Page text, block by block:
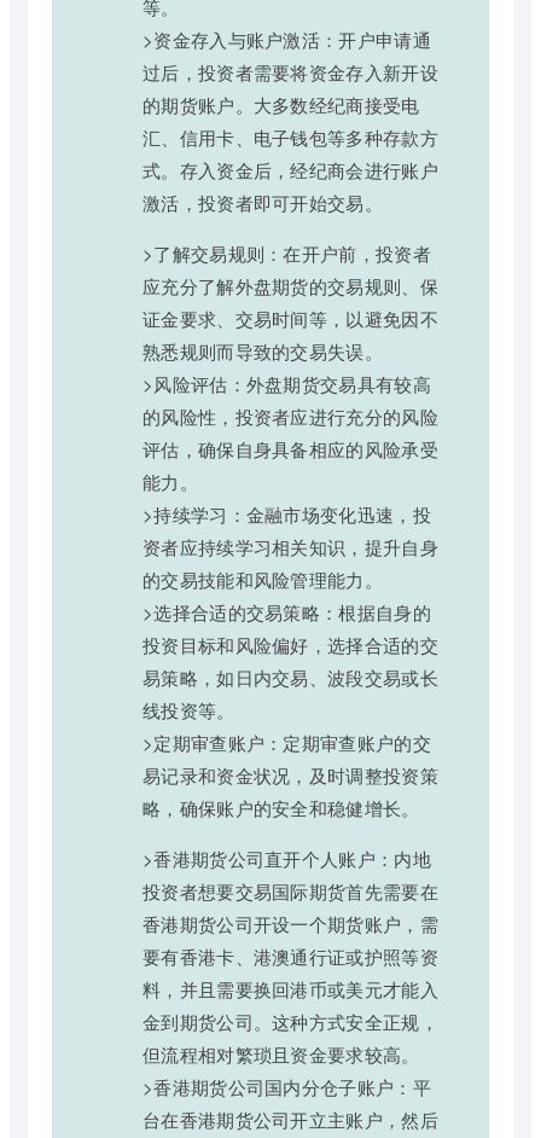
等。
>资金存入与账户激活：开户申请通
过后，投资者需要将资金存入新开设
的期货账户。大多数经纪商接受电
汇、信用卡、电子钱包等多种存款方
式。存入资金后，经纪商会进行账户
激活，投资者即可开始交易。
>了解交易规则：在开户前，投资者
应充分了解外盘期货的交易规则、保
证金要求、交易时间等，以避免因不
熟悉规则而导致的交易失误。
>风险评估：外盘期货交易具有较高
的风险性，投资者应进行充分的风险
评估，确保自身具备相应的风险承受
能力。
>持续学习：金融市场变化迅速，投
资者应持续学习相关知识，提升自身
的交易技能和风险管理能力。
>选择合适的交易策略：根据自身的
投资目标和风险偏好，选择合适的交
易策略，如日内交易、波段交易或长
线投资等。
>定期审查账户：定期审查账户的交
易记录和资金状况，及时调整投资策
略，确保账户的安全和稳健增长。
>香港期货公司直开个人账户：内地
投资者想要交易国际期货首先需要在
香港期货公司开设一个期货账户，需
要有香港卡、港澳通行证或护照等资
料，并且需要换回港币或美元才能入
金到期货公司。这种方式安全正规，
但流程相对繁琐且资金要求较高。
>香港期货公司国内分仓子账户：平
台在香港期货公司开立主账户，然后